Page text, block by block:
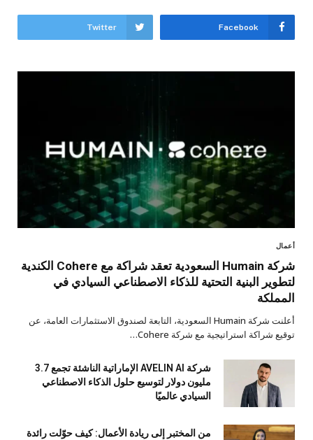
Facebook
Twitter
أعمال
شركة Humain السعودية تعقد شراكة مع Cohere الكندية
لتطوير البنية التحتية للذكاء الاصطناعي السيادي في
المملكة
أعلنت شركة Humain السعودية، التابعة لصندوق الاستثمارات العامة، عن
توقيع شراكة استراتيجية مع شركة Cohere…
شركة AVELIN AI الإماراتية الناشئة تجمع 3.7
مليون دولار لتوسيع حلول الذكاء الاصطناعي
السيادي عالميًا
من المختبر إلى ريادة الأعمال: كيف حوّلت رائدة